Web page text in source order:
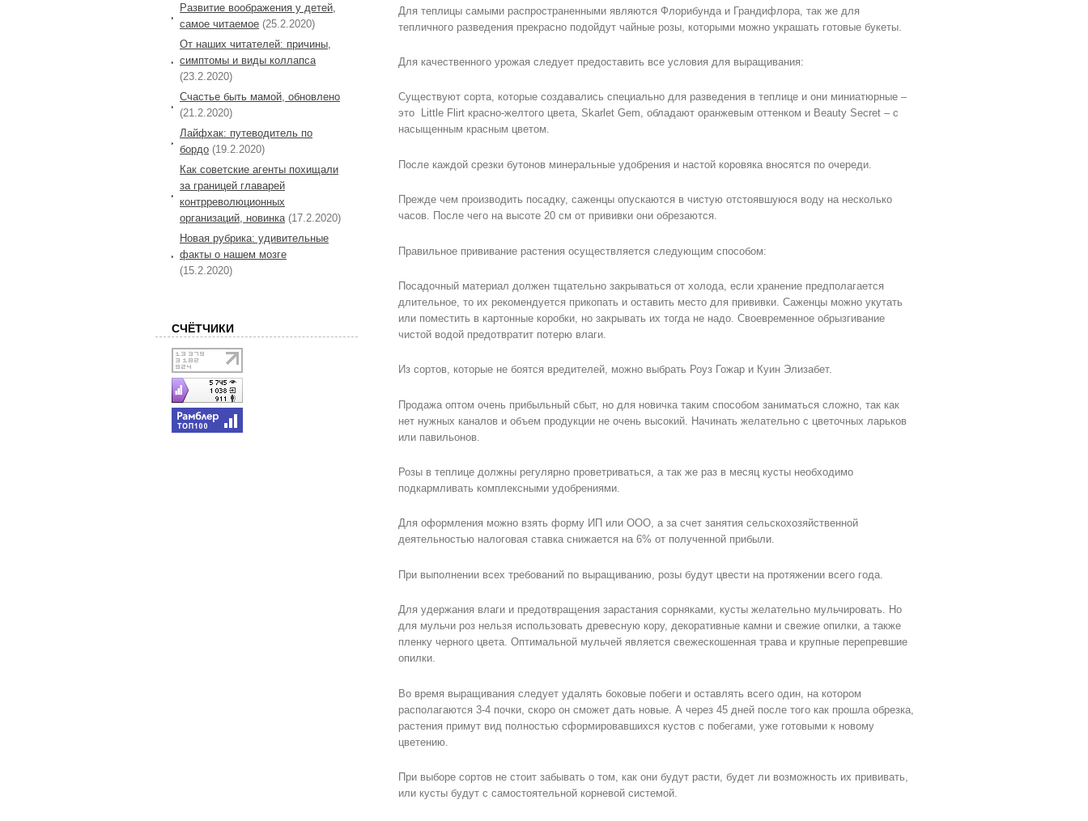
Для теплицы самыми распространенными являются Флорибунда и Грандифлора, так же для
тепличного разведения прекрасно подойдут чайные розы, которыми можно украшать готовые букеты.
Для качественного урожая следует предоставить все условия для выращивания:
Существуют сорта, которые создавались специально для разведения в теплице и они миниатюрные –
это Little Flirt красно-желтого цвета, Skarlet Gem, обладают оранжевым оттенком и Beauty Secret – с
насыщенным красным цветом.
После каждой срезки бутонов минеральные удобрения и настой коровяка вносятся по очереди.
Прежде чем производить посадку, саженцы опускаются в чистую отстоявшуюся воду на несколько
часов. После чего на высоте 20 см от прививки они обрезаются.
Правильное прививание растения осуществляется следующим способом:
Посадочный материал должен тщательно закрываться от холода, если хранение предполагается
длительное, то их рекомендуется прикопать и оставить место для прививки. Саженцы можно укутать
или поместить в картонные коробки, но закрывать их тогда не надо. Своевременное обрызгивание
чистой водой предотвратит потерю влаги.
Из сортов, которые не боятся вредителей, можно выбрать Роуз Гожар и Куин Элизабет.
Продажа оптом очень прибыльный сбыт, но для новичка таким способом заниматься сложно, так как
нет нужных каналов и объем продукции не очень высокий. Начинать желательно с цветочных ларьков
или павильонов.
Розы в теплице должны регулярно проветриваться, а так же раз в месяц кусты необходимо
подкармливать комплексными удобрениями.
Для оформления можно взять форму ИП или ООО, а за счет занятия сельскохозяйственной
деятельностью налоговая ставка снижается на 6% от полученной прибыли.
При выполнении всех требований по выращиванию, розы будут цвести на протяжении всего года.
Для удержания влаги и предотвращения зарастания сорняками, кусты желательно мульчировать. Но
для мульчи роз нельзя использовать древесную кору, декоративные камни и свежие опилки, а также
пленку черного цвета. Оптимальной мульчей является свежескошенная трава и крупные перепревшие
опилки.
Во время выращивания следует удалять боковые побеги и оставлять всего один, на котором
располагаются 3-4 почки, скоро он сможет дать новые. А через 45 дней после того как прошла обрезка,
растения примут вид полностью сформировавшихся кустов с побегами, уже готовыми к новому
цветению.
При выборе сортов не стоит забывать о том, как они будут расти, будет ли возможность их прививать,
или кусты будут с самостоятельной корневой системой.
Развитие воображения у детей,
самое читаемое (25.2.2020)
От наших читателей: причины,
симптомы и виды коллапса
(23.2.2020)
Cчастье быть мамой, обновлено
(21.2.2020)
Лайфхак: путеводитель по
бордо (19.2.2020)
Как советские агенты похищали
за границей главарей
контрреволюционных
организаций, новинка (17.2.2020)
Новая рубрика: удивительные
факты о нашем мозге
(15.2.2020)
СЧЁТЧИКИ